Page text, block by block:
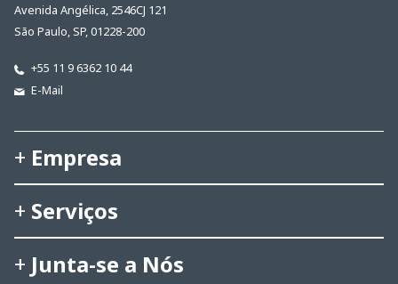
Avenida Angélica, 2546CJ 121
São Paulo, SP, 01228-200
+55 11 9 6362 10 44
E-Mail
Empresa
Serviços
Junta-se a Nós